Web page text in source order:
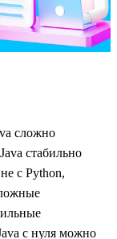
сложно
стабильно
с Python,
с нуля можно